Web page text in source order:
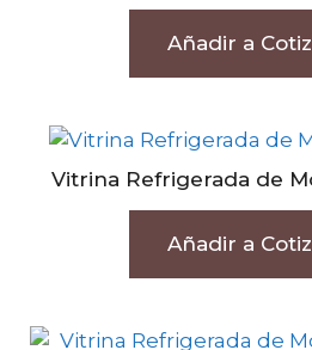
Añadir a
Vitrina Refrigerada de
Añadir a